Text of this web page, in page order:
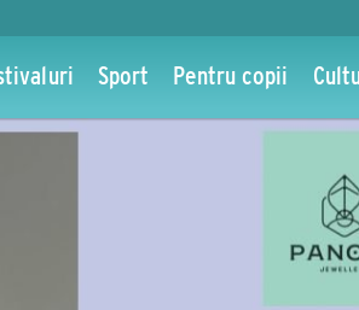
Sport Pentru copii